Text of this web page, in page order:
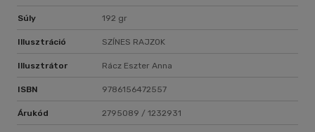
Súly 192 gr
Illusztráció SZÍNES RAJZOK
Illusztrátor Rácz Eszter Anna
ISBN 9786156472557
Árukód 2795089 / 1232931